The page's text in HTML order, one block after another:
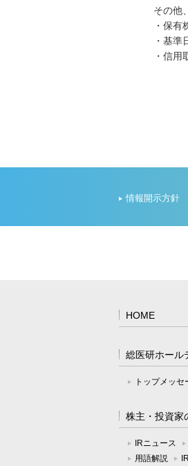
その他
・保
・基
・信
情報開示方針
HOME
総医研ホール
トップメッセ
株主・投資家
IRニュース
用語解説